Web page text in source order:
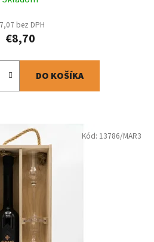
bez DPH
€8,70
DO KOŠÍKA
Kód: 13786/MAR3